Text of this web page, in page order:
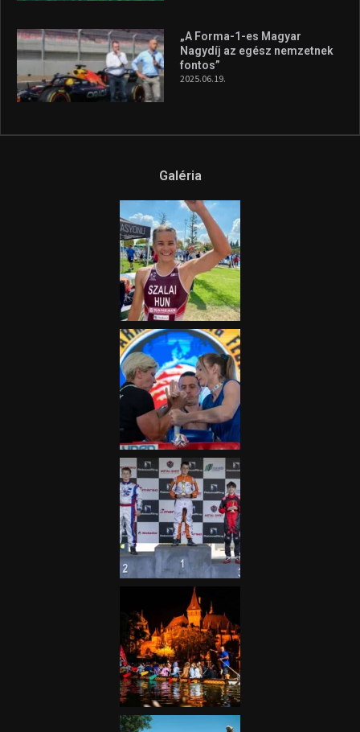
„A Forma-1-es Magyar
Nagydíj az egész nemzetnek
fontos”
2025.06.19.
Galéria